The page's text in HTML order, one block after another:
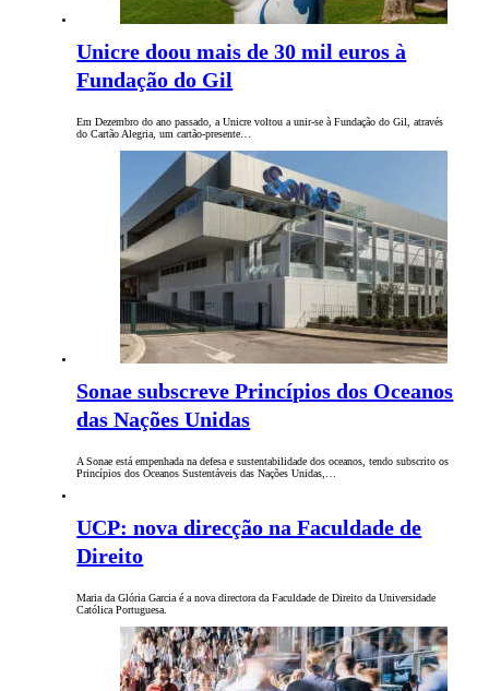
Unicre doou mais de 30 mil euros à
Fundação do Gil
Em Dezembro do ano passado, a Unicre voltou a unir-se à Fundação do Gil, através
do Cartão Alegria, um cartão-presente…
Sonae subscreve Princípios dos Oceanos
das Nações Unidas
A Sonae está empenhada na defesa e sustentabilidade dos oceanos, tendo subscrito os
Princípios dos Oceanos Sustentáveis das Nações Unidas,…
UCP: nova direcção na Faculdade de
Direito
Maria da Glória Garcia é a nova directora da Faculdade de Direito da Universidade
Católica Portuguesa.